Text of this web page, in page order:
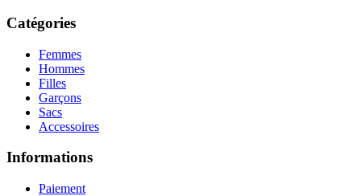
Catégories
Femmes
Hommes
Filles
Garçons
Sacs
Accessoires
Informations
Paiement